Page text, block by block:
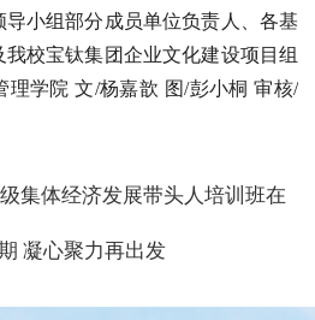
小组部分成员单位负责人、各基
校宝钛集团企业文化建设项目组
理学院 文/杨嘉歆 图/彭小桐 审核/
集体经济发展带头人培训班在
凝心聚力再出发